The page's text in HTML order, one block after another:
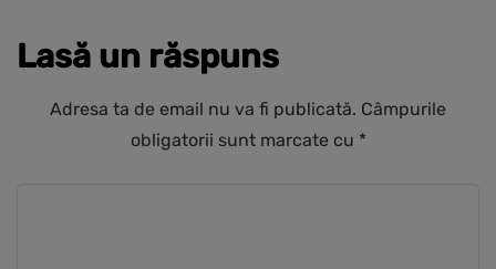
Lasă un răspuns
Adresa ta de email nu va fi publicată. Câmpurile
obligatorii sunt marcate cu *